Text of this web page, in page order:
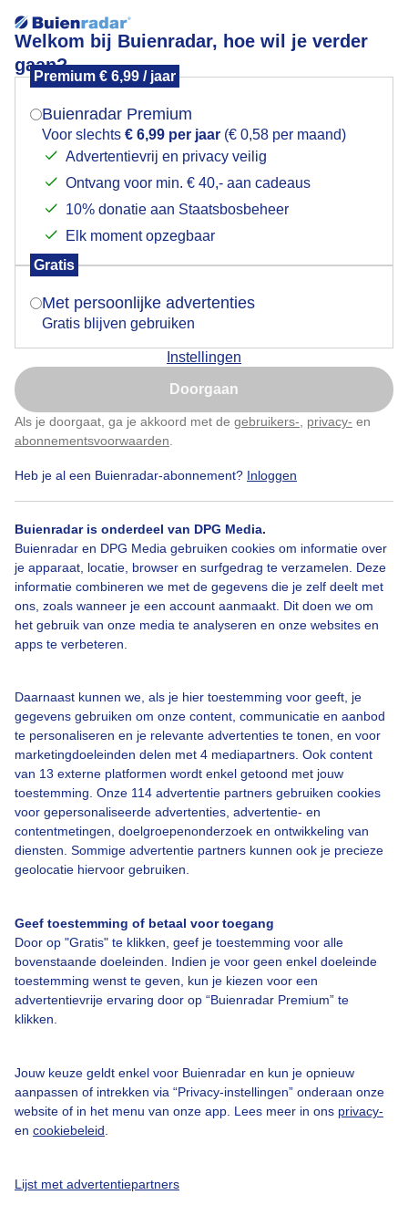
Welkom bij Buienradar, hoe wil je verder
gaan?
Premium € 6,99 / jaar
Buienradar Premium
Voor slechts € 6,99 per jaar (€ 0,58 per maand)
Advertentievrij en privacy veilig
Ontvang voor min. € 40,- aan cadeaus
10% donatie aan Staatsbosbeheer
Elk moment opzegbaar
Gratis
Met persoonlijke advertenties
Gratis blijven gebruiken
Instellingen
Doorgaan
Als je doorgaat, ga je akkoord met de gebruikers- privacy- en
abonnementsvoorwaarden
Heb je al een Buienradar-abonnement? Inloggen
Buienradar is onderdeel van DPG Media.
Buienradar en DPG Media gebruiken cookies om informatie over
je apparaat, locatie, browser en surfgedrag te verzamelen. Deze
informatie combineren we met de gegevens die je zelf deelt met
ons, zoals wanneer je een account aanmaakt. Dit doen we om
het gebruik van onze media te analyseren en onze websites en
apps te verbeteren.
Daarnaast kunnen we, als je hier toestemming voor geeft, je
gegevens gebruiken om onze content, communicatie en aanbod
te personaliseren en je relevante advertenties te tonen, en voor
marketingdoeleinden delen met 4 mediapartners. Ook content
van 13 externe platformen wordt enkel getoond met jouw
toestemming. Onze 114 advertentie partners gebruiken cookies
voor gepersonaliseerde advertenties, advertentie- en
contentmetingen, doelgroepenonderzoek en ontwikkeling van
diensten. Sommige advertentie partners kunnen ook je precieze
geolocatie hiervoor gebruiken.
Geef toestemming of betaal voor toegang
Door op "Gratis" te klikken, geef je toestemming voor alle
bovenstaande doeleinden. Indien je voor geen enkel doeleinde
toestemming wenst te geven, kun je kiezen voor een
advertentievrije ervaring door op “Buienradar Premium” te
klikken.
Jouw keuze geldt enkel voor Buienradar en kun je opnieuw
aanpassen of intrekken via “Privacy-instellingen” onderaan onze
website of in het menu van onze app. Lees meer in ons privacy-
en cookiebeleid
Lijst met advertentiepartners
Prachtige kleuren na zonsondergang vanavond
Door: Tim Zijlstra Gemaakt: 17-04-2025, 69x bekeken
Zon Wolken Zonsondergang
Bekijk slideshow
Over Buienradar
Bedrijfsgegevens
Contact
Toegankelijkheid
Gebruikersvoorwaarden
Adverteren
Privacy beleid
Cookie beleid
Mogen we je locatie gebruiken voor het
Indien je hier nog geen akkoord op hebt gegeven,
verschijnt er zo een pop-up uit je browser waarin
Is goed, toon de popup
Nu niet, misschien later
Klik hierom dit aan te passen